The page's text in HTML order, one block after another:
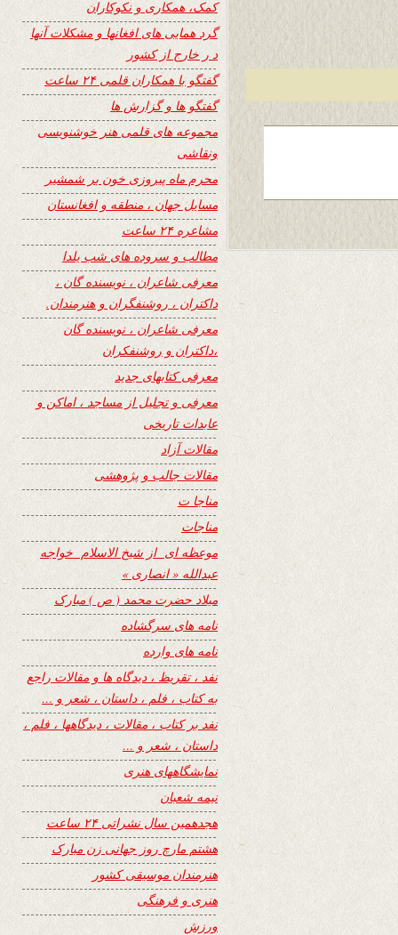
کمک، همکاری و نکوکاران
گرد همایی های افغانها و مشکلات آنها
د ر خارج از کشور
گفتگو با همکاران قلمی ۲۴ ساعت
گفتگو ها و گزارش ها
مجموعه های قلمی هنر خوشنویسی
ونقاشی
محرم ماه پیروزی خون بر شمشیر
مسایل جهان ، منطقه و افغانستان
مشاعره ۲۴ ساعت
مطالب و سروده های شب یلدا
معرفی شاعران ، نویسنده گان ،
داکتران ، روشنفگران و هنرمندان.
معرفی شاعران ، نویسنده گان
،داکتران و روشنفکران
معرفی کتابهای جدید
معرفی و تجلیل از مساجد ، اماکن و
عابدات تاریخی
مقالات آزاد
مقالات جالب و پژوهشی
مناجا ت
مناجات
موعظه ای از شیخ الاسلام خواجه
عبدالله « انصاری »
میلاد حضرت محمد ( ص ) مبارک
نامه های سرگشاده
نامه های وارده
نفد ، تقریظ ، دیدگاه ها و مقالات راجع
به کتاب ، فلم ، داستان ، شعر و …
نفد بر کتاب ، مقالات ، دیدگاهها ، فلم ،
داستان ، شعر و …
نمایشگاههای هنری
نیمه شعبان
هجدهمین سال نشراتی ۲۴ ساعت
هشتم مارچ روز جهانی زن مبارک
هنرمندان موسیقی کشور
هنری و فرهنگی
ورزش